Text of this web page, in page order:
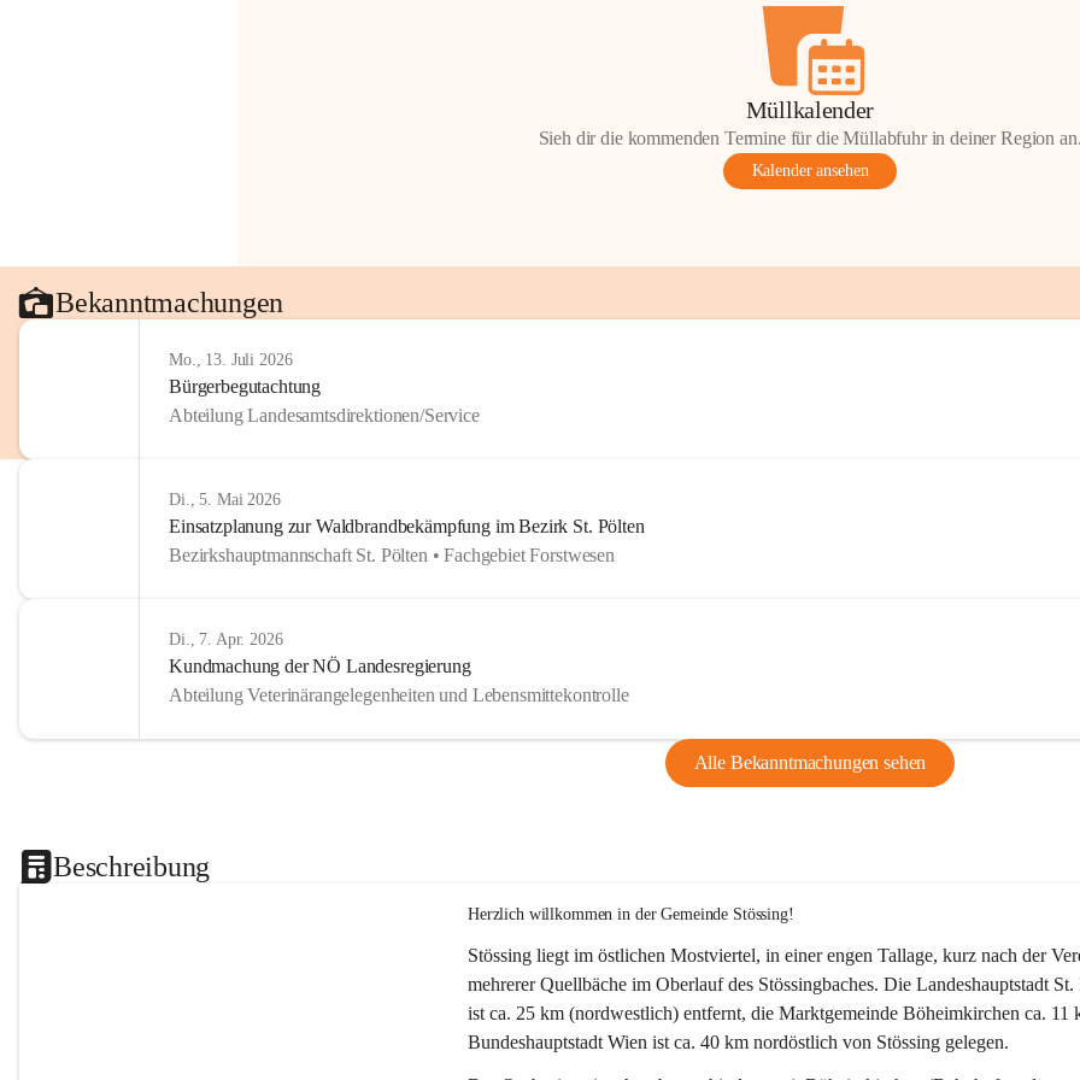
Müllkalender
Sieh dir die kommenden Termine für die Müllabfuhr in deiner Region
Kalender ansehen
Bekanntmachungen
Mo., 13. Juli 2026
Bürgerbegutachtung
Abteilung Landesamtsdirektionen/Service
Di., 5. Mai 2026
Einsatzplanung zur Waldbrandbekämpfung im Bezirk St. Pölten
Bezirkshauptmannschaft St. Pölten • Fachgebiet Forstwesen
Di., 7. Apr. 2026
Kundmachung der NÖ Landesregierung
Abteilung Veterinärangelegenheiten und Lebensmittekontrolle
Alle Bekanntmachungen sehen
Beschreibung
Herzlich willkommen in der Gemeinde Stössing!
Stössing liegt im östlichen Mostviertel, in einer engen Tallage, kurz nach der
mehrerer Quellbäche im Oberlauf des Stössingbaches. Die Landeshauptstadt
ist ca. 25 km (nordwestlich) entfernt, die Marktgemeinde Böheimkirchen ca.
Bundeshauptstadt Wien ist ca. 40 km nordöstlich von Stössing gelegen.